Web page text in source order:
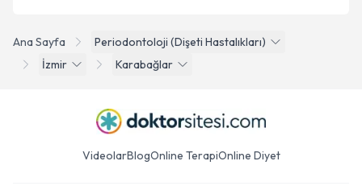
Ana Sayfa
Periodontoloji (Dişeti Hastalıkları)
İzmir
Karabağlar
VideolarBlogOnline TerapiOnline Diyet